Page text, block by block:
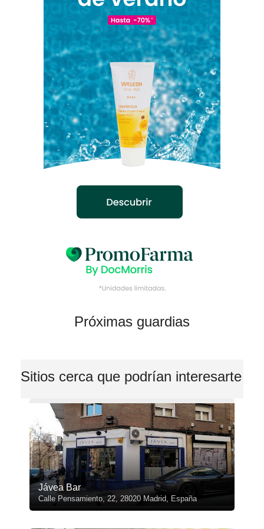
Próximas guardias
Sitios cerca que podrían interesarte
Jávea Bar
Calle Pensamiento, 22, 28020 Madrid, España